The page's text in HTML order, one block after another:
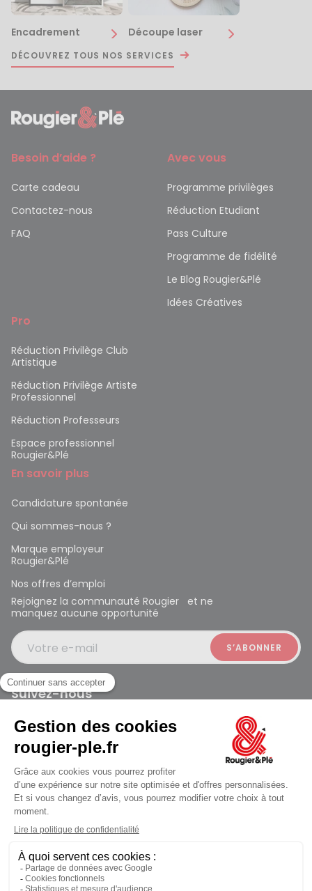
ouvert à 10:00
Encadrement Découpe laser
DÉCOUVREZ TOUS NOS SERVICES
Besoin d’aide ?
Carte cadeau
Contactez-nous
FAQ
Avec vous
Programme privilèges
Réduction Etudiant
Pass Culture
Programme de fidélité
Le Blog Rougier&Plé
Idées Créatives
Pro
Réduction Privilège Club
Artistique
Réduction Privilège Artiste
Professionnel
Réduction Professeurs
Espace professionnel
Rougier&Plé
En savoir plus
Candidature spontanée
Qui sommes-nous ?
Marque employeur
Rougier&Plé
Nos offres d’emploi
Rejoignez la communauté Rougier et ne
manquez aucune opportunité
Votre e-mail
Suivez-nous
Rougier et Plé 2024 Copyright
Mentions légales
Conditions générales des ventes
Données personnelles